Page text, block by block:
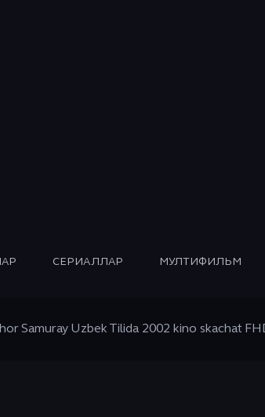
СЕРИАЛЛАР МУЛТИФИЛЬМ
Samuray Uzbek Tilida 2002 kino skachat